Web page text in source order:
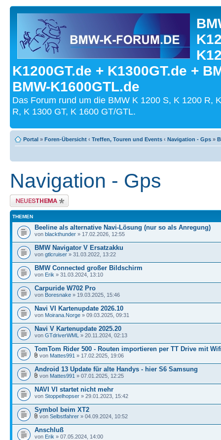
K1200GT.de + K1300GT.de +
BMW-K1600GTL.de
Das Forum rund um die BMW K 1200 S, K 1200 R,
R, K 1300 GT, K 1600 GT/GTL.
Portal » Foren-Übersicht ‹ Treffen, Touren und Events ‹ Navigation - Gps »
Navigation - Gps
Neues Thema erstellen
THEMEN
Beeline als alternative Navi-Lösung (nur so als Anregung)
von blackthunder » 17.02.2026, 12:55
BMW Navigator V Ersatzakku
von gtlcruiser » 31.03.2022, 13:22
BMW Connected großer Bildschirm
von Erik » 31.03.2024, 13:10
Carpuride W702 Pro
von Boresnake » 19.03.2025, 15:46
Navi VI Kartenupdate 2026.10
von Moirana.Norge » 09.03.2025, 09:31
Navi V Kartenupdate 2025.20
von GTdriverWML » 20.11.2024, 02:13
TomTom Rider 500 - Routen importieren per TT Drive mit
von Mattes991 » 17.02.2025, 19:06
Android 13 Update für alte Handys - hier S6 Samsung
von Mattes991 » 07.01.2025, 12:25
NAVI VI startet nicht mehr
von Stoppelhopser » 29.01.2023, 15:42
Symbol beim XT2
von Selbstfahrer » 04.09.2024, 10:52
Anschluß
von Erik » 07.05.2024, 14:00